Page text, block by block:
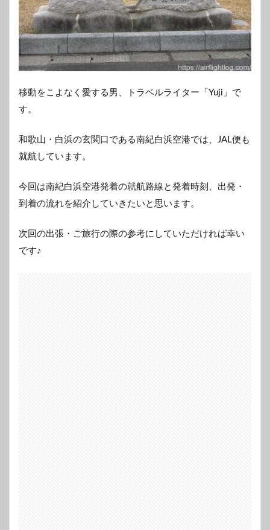
移動をこよなく愛する男、トラベルライター「Yuji」で
す。
和歌山・白浜の玄関口である南紀白浜空港では、JAL便も
就航しています。
今回は南紀白浜空港発着の就航路線と発着時刻、出発・
到着の流れを紹介していきたいと思います。
次回の出張・ご旅行の際の参考にしていただければ幸い
です♪